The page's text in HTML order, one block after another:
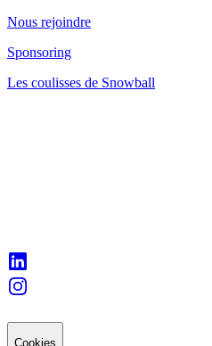
Nous rejoindre
Sponsoring
Les coulisses de Snowball
Cookies